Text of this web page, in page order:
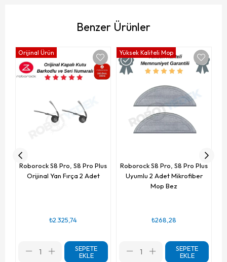
Benzer Ürünler
Roborock S8 Pro, S8 Pro Plus
Orijinal Yan Fırça 2 Adet
₺2.325,74
SEPETE
EKLE
Orijinal Ürün
Roborock S8 Pro, S8 Pro Plus
Uyumlu 2 Adet Mikrofiber
Mop Bez
₺268,28
SEPETE
EKLE
Yüksek Kaliteli Mop